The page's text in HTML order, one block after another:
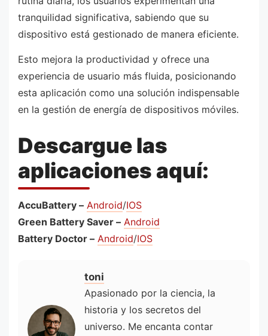
tranquilidad significativa, sabiendo que su
dispositivo está gestionado de manera eficiente.
Esto mejora la productividad y ofrece una
experiencia de usuario más fluida, posicionando
esta aplicación como una solución indispensable
en la gestión de energía de dispositivos móviles.
Descargue las
aplicaciones aquí:
AccuBattery – Android/IOS
Green Battery Saver – Android
Battery Doctor – Android/IOS
toni
Apasionado por la ciencia, la
historia y los secretos del
universo. Me encanta contar